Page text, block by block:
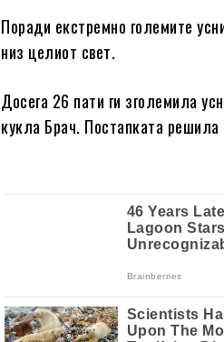
Поради екстремно големите
низ целиот свет.
Досега 26 пати ги зголемила
кукла Брач. Постапката